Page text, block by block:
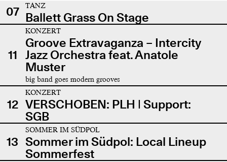
07
TANZ
Ballett Grass On Stage
11
KONZERT
Groove Extravaganza – Intercity
Jazz Orchestra feat. Anatole
Muster
big band goes modern grooves
12
KONZERT
VERSCHOBEN: PLH | Support:
SGB
13
SOMMER IM SÜDPOL
Sommer im Südpol: Local Lineup
Sommerfest